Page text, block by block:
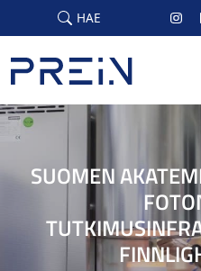
Skip to main content
HAE
SUOMEN